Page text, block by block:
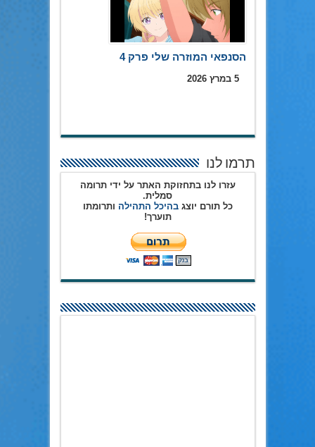
הסנפאי המוזרה שלי פרק 4
5 במרץ 2026
תרמו לנו
עזרו לנו בתחזוקת האתר על ידי תרומה
סמלית.
כל תורם יוצגבהיכל התהילה ותרומתו
תוערך!